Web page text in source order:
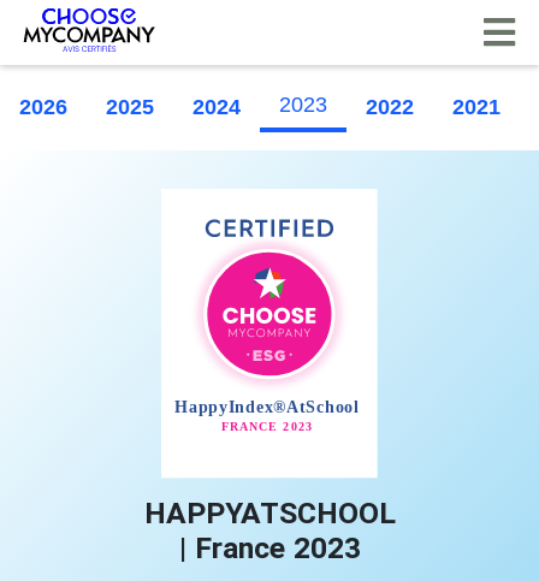
2026 2025 2024 2023 2022 2021
HAPPYATSCHOOL
| France 2023
Panneau de gestion des cookies